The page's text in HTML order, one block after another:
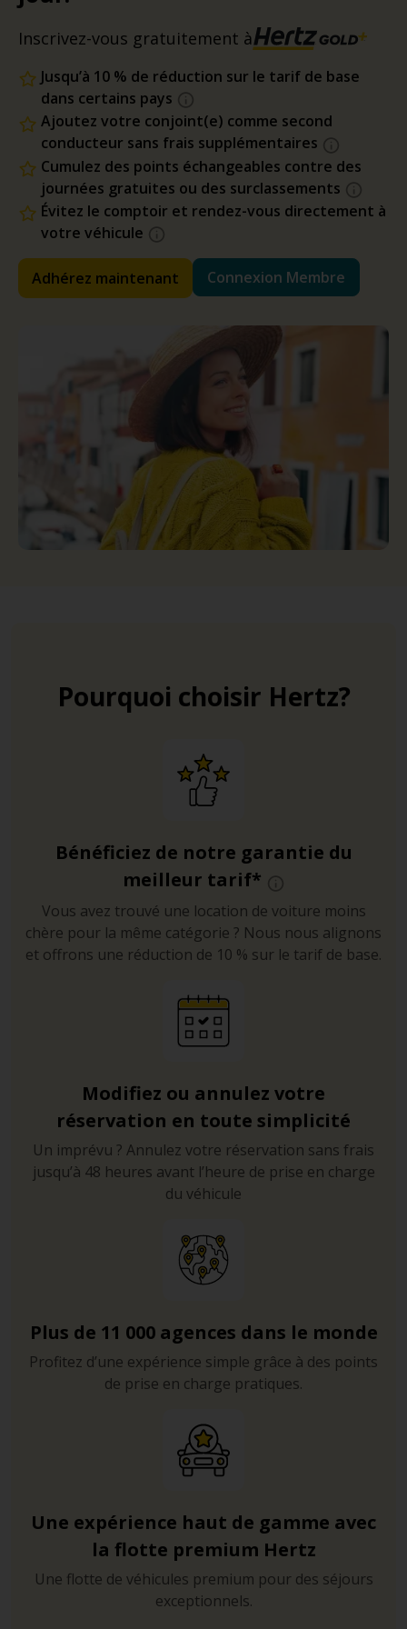
Inscrivez-vous gratuitement à
Jusqu’à 10 % de réduction sur le tarif de base
dans certains pays
Ajoutez votre conjoint(e) comme second
conducteur sans frais supplémentaires
Cumulez des points échangeables contre des
journées gratuites ou des surclassements
Évitez le comptoir et rendez-vous directement à
votre véhicule
Adhérez maintenant Connexion Membre
Pourquoi choisir Hertz?
Bénéficiez de notre garantie du
meilleur tarif*
Vous avez trouvé une location de voiture moins
chère pour la même catégorie ? Nous nous alignons
et offrons une réduction de 10 % sur le tarif de base.
Modifiez ou annulez votre
réservation en toute simplicité
Un imprévu ? Annulez votre réservation sans frais
jusqu’à 48 heures avant l’heure de prise en charge
du véhicule
Plus de 11 000 agences dans le monde
Profitez d’une expérience simple grâce à des points
de prise en charge pratiques.
Une expérience haut de gamme avec
la flotte premium Hertz
Une flotte de véhicules premium pour des séjours
exceptionnels.